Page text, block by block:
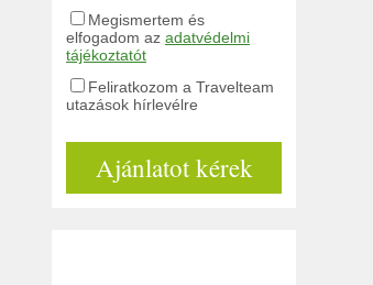
Megismertem és
elfogadom az adatvédelmi
tájékoztatót
Feliratkozom a Travelteam
utazások hírlevélre
Ajánlatot kérek